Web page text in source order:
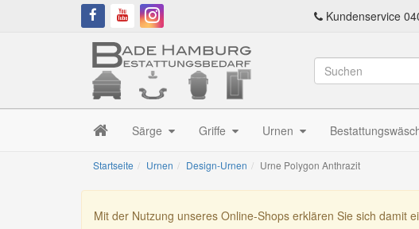
Kundenservice
Särge Griffe Urnen
Startseite Urnen Design-Urnen Urne Polygon Anthrazit
Mit der Nutzung unseres Online-Shops erklären Sie sich damit